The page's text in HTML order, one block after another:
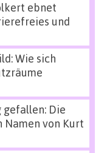
ebnet
und
Wie sich
gefallen: Die
Namen von Kurt